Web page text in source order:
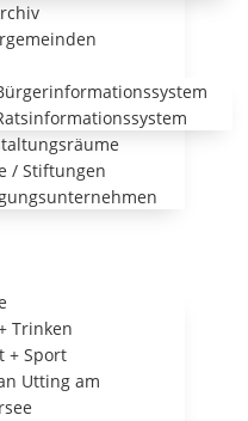
/ Stiftungen
Trinken
+ Sport
Utting am